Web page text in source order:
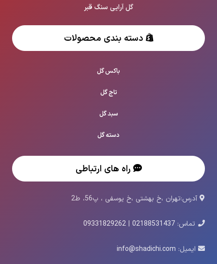
گل آرایی سنگ قبر
دسته بندی محصولات
باکس گل
تاج گل
سبد گل
دسته گل
راه های ارتباطی
آدرس:تهران ،خ بهشتی ،خ یوسفی ، پ56، ط2
تماس: 02188531437
|
09331829262
ایمیل: info@shadichi.com